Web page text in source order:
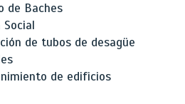
de Baches
Social
de tubos de desagüe
de edificios